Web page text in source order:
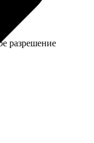
разрешение